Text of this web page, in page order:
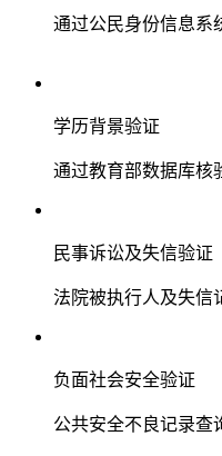
通过公民身份信息系
学历背景验证
通过教育部数据库核
民事诉讼及失信验证
法院被执行人及失信
负面社会安全验证
公共安全不良记录查